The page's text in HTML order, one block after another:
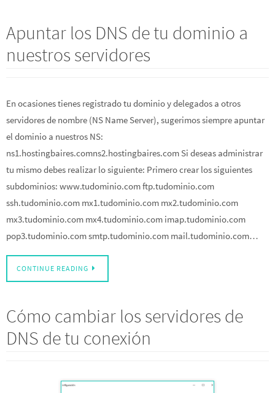
Apuntar los DNS de tu dominio a
nuestros servidores
En ocasiones tienes registrado tu dominio y delegados a otros
servidores de nombre (NS Name Server), sugerimos siempre apuntar
el dominio a nuestros NS:
ns1.hostingbaires.comns2.hostingbaires.com Si deseas administrar
tu mismo debes realizar lo siguiente: Primero crear los siguientes
subdominios: www.tudominio.com ftp.tudominio.com
ssh.tudominio.com mx1.tudominio.com mx2.tudominio.com
mx3.tudominio.com mx4.tudominio.com imap.tudominio.com
pop3.tudominio.com smtp.tudominio.com mail.tudominio.com…
CONTINUE READING
Cómo cambiar los servidores de
DNS de tu conexión